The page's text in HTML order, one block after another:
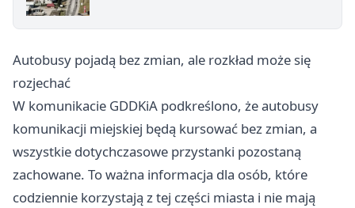
Autobusy pojadą bez zmian, ale rozkład może się
rozjechać
W komunikacie GDDKiA podkreślono, że autobusy
komunikacji miejskiej będą kursować bez zmian, a
wszystkie dotychczasowe przystanki pozostaną
zachowane. To ważna informacja dla osób, które
codziennie korzystają z tej części miasta i nie mają